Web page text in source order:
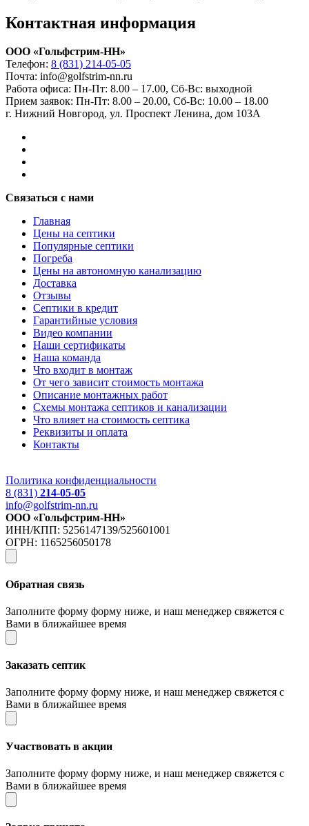
Контактная информация
ООО «Гольфстрим-НН»
Телефон: 8 (831) 214-05-05
Почта: info@golfstrim-nn.ru
Работа офиса: Пн-Пт: 8.00 – 17.00, Сб-Вс: выходной
Прием заявок: Пн-Пт: 8.00 – 20.00, Сб-Вс: 10.00 – 18.00
г. Нижний Новгород, ул. Проспект Ленина, дом 103А
Связаться с нами
Главная
Цены на септики
Популярные септики
Погреба
Цены на автономную канализацию
Доставка
Отзывы
Септики в кредит
Гарантийные условия
Видео компании
Наши сертификаты
Наша команда
Что входит в монтаж
От чего зависит стоимость монтажа
Описание монтажных работ
Схемы монтажа септиков и канализации
Что влияет на стоимость септика
Реквизиты и оплата
Контакты
Политика конфиденциальности
8 (831) 214-05-05
info@golfstrim-nn.ru
ООО «Гольфстрим-НН»
ИНН/КПП: 5256147139/525601001
ОГРН: 1165256050178
Обратная связь
Заполните форму форму ниже, и наш менеджер свяжется с
Вами в ближайшее время
Заказать септик
Заполните форму форму ниже, и наш менеджер свяжется с
Вами в ближайшее время
Участвовать в акции
Заполните форму форму ниже, и наш менеджер свяжется с
Вами в ближайшее время